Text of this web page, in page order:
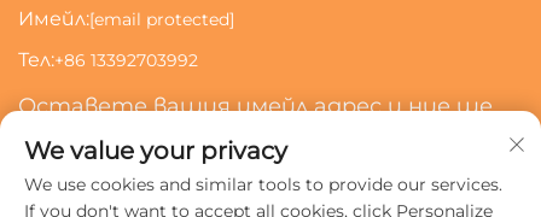
Имейл:[email protected]
Тел:+86 13392703992
Оставете вашия имейл адрес и ние ще
се свържем с вас
Абонирай Се
We value your privacy
We use cookies and similar tools to provide our services.
If you don't want to accept all cookies, click Personalize